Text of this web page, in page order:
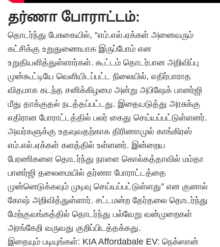
தர்ணா போராட்டம்:
தொடர்ந்து பேசுகையில், “எம்.எல்.ஏக்கள் அனைவரும்
கட்சிக்கு உறுதுணையாக இருப்போம் என
உறுதியளித்துள்ளார்கள். கூட்டம் தொடர்பான அறிவிப்பு
முன்கூட்டியே வெளியிடப்பட்ட நிலையில், எதிர்பாராத
விதமாக கடந்த சனிக்கிழமை அன்று அபிஷேக் பானர்ஜி
மீது தாக்குதல் நடத்தப்பட்டது. இதையடுத்து அரசுக்கு
எதிரான போராட்டத்தில் பலர் கைது செய்யப்பட்டுள்ளனர்.
அவர்களுக்கு உதவுவதற்காக திரிணாமுல் காங்கிரஸ்
எம்.எல்.ஏக்கள் களத்தில் உள்ளனர். இன்றைய
பேரணிகளை தொடர்ந்து நாளை கொல்கத்தாவில் மம்தா
பானர்ஜி தலைமையில் தர்ணா போராட்டத்தை
முன்னெடுக்கவும் முடிவு செய்யப்பட்டுள்ளது” என குனால்
கோஷ் அறிவித்துள்ளார். சட்டமன்ற தேர்தலை தொடர்ந்து
மேற்குவங்கத்தில் தொடர்ந்து பல்வேறு வன்முறைகள்
அரங்கேறி வருவது குறிப்பிடத்தக்கது.
இதையும் படியுங்கள்: KIA Affordabale EV: நெக்ஸான்